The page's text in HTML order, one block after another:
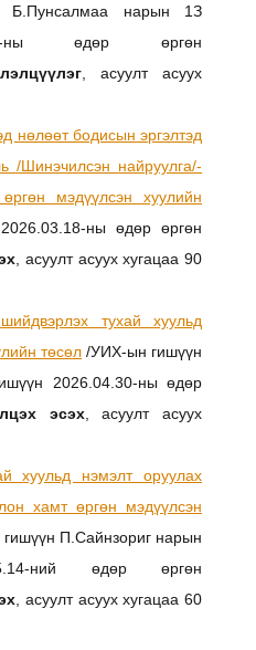
нарын 1З
ны өдөр өргөн
,
асуулт асуух
нөлөөт бодисын эргэлтэд
/Шинэчилсэн найруулга/-
мэдүүлсэн хуулийн
ны өдөр өргөн
, асуулт асуух хугацаа 90
тухай хуульд
төсөл /УИХ-ын гишүүн
2026.04.30-ны өдөр
эсэх, асуулт асуух
хуульд нэмэлт оруулах
хамт өргөн мэдүүлсэн
П.Сайнзориг нарын
ний өдөр өргөн
, асуулт асуух хугацаа 60